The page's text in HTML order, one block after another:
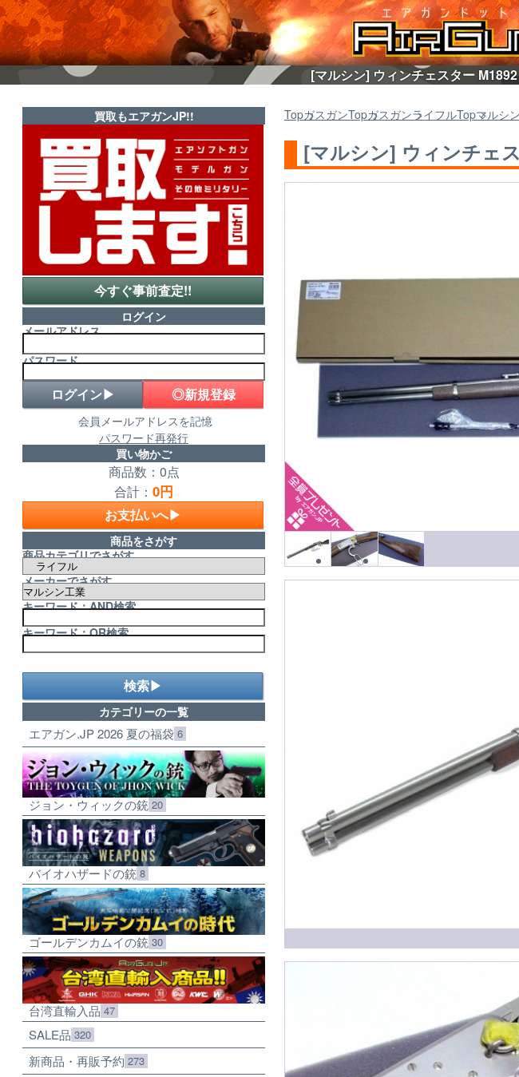
[マルシン] ウィンチェスター
TopガスガンTopガスガンライフルTopマルシ
[マルシン] ウィンチェ
買取もエアガンJP!!
今すぐ事前査定!!
ログイン
メールアドレス
パスワード
◎新規登録
会員メールアドレスを記憶
パスワード再発行
買い物かご
商品数：0点
合計： 0円
お支払いへ▶
商品をさがす
商品カテゴリでさがす
メーカーでさがす
キーワード：AND検索
キーワード：OR検索
検索▶
カテゴリーの一覧
エアガン.JP 2026 夏の福袋 6
ジョン・ウィックの銃 20
バイオハザードの銃 8
ゴールデンカムイの銃 30
台湾直輸入品 47
SALE品 320
新商品・再販予約 273